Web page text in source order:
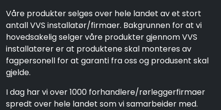
Våre produkter selges over hele landet av et stort
antall VVS installatør/firmaer. Bakgrunnen for at vi
hovedsakelig selger våre produkter gjennom VVS
installatører er at produktene skal monteres av
fagpersonell for at garanti fra oss og produsent skal
gjelde.
I dag har vi over 1000 forhandlere/rørleggerfirmaer
spredt over hele landet som vi samarbeider med.